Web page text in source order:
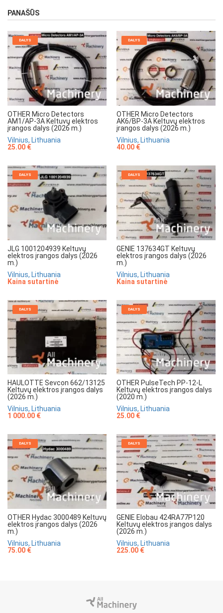
PANAŠŪS
DALYS
OTHER Micro Detectors
AM1/AP-3A Keltuvų elektros
įrangos dalys (2026 m.)
Vilnius, Lithuania
25.00 €
DALYS
OTHER Micro Detectors
AK6/BP-3A Keltuvų elektros
įrangos dalys (2026 m.)
Vilnius, Lithuania
40.00 €
DALYS
JLG 1001204939 Keltuvų
elektros įrangos dalys (2026
m.)
Vilnius, Lithuania
Kaina sutartinė
DALYS
GENIE 137634GT Keltuvų
elektros įrangos dalys (2026
m.)
Vilnius, Lithuania
Kaina sutartinė
DALYS
HAULOTTE Sevcon 662/13125
Keltuvų elektros įrangos dalys
(2026 m.)
Vilnius, Lithuania
1 000.00 €
DALYS
OTHER PulseTech PP-12-L
Keltuvų elektros įrangos dalys
(2020 m.)
Vilnius, Lithuania
25.00 €
DALYS
OTHER Hydac 3000489 Keltuvų
elektros įrangos dalys (2026
m.)
Vilnius, Lithuania
75.00 €
DALYS
GENIE Elobau 424RA77P120
Keltuvų elektros įrangos dalys
(2026 m.)
Vilnius, Lithuania
225.00 €